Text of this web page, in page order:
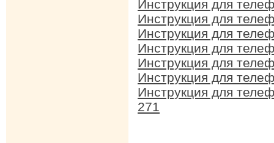
Инструкция для
Инструкция для
Инструкция для
Инструкция для
Инструкция для
Инструкция для
Инструкция для
271